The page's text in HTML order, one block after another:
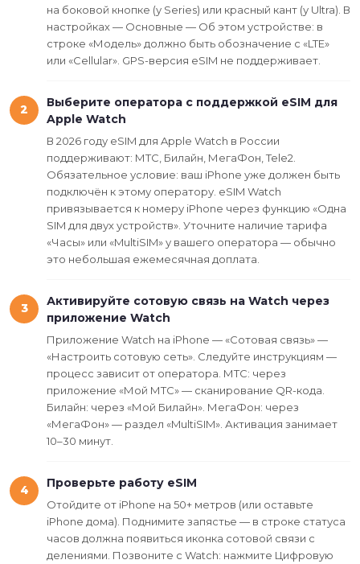
на боковой кнопке (у Series) или красный кант (у Ultra). В
настройках — Основные — Об этом устройстве: в
строке «Модель» должно быть обозначение с «LTE»
или «Cellular». GPS-версия eSIM не поддерживает.
2
Выберите оператора с поддержкой eSIM для
Apple Watch
В 2026 году eSIM для Apple Watch в России
поддерживают: МТС, Билайн, МегаФон, Tele2.
Обязательное условие: ваш iPhone уже должен быть
подключён к этому оператору. eSIM Watch
привязывается к номеру iPhone через функцию «Одна
SIM для двух устройств». Уточните наличие тарифа
«Часы» или «MultiSIM» у вашего оператора — обычно
это небольшая ежемесячная доплата.
3
Активируйте сотовую связь на Watch через
приложение Watch
Приложение Watch на iPhone — «Сотовая связь» —
«Настроить сотовую сеть». Следуйте инструкциям —
процесс зависит от оператора. МТС: через
приложение «Мой МТС» — сканирование QR-кода.
Билайн: через «Мой Билайн». МегаФон: через
«МегаФон» — раздел «MultiSIM». Активация занимает
10–30 минут.
4
Проверьте работу eSIM
Отойдите от iPhone на 50+ метров (или оставьте
iPhone дома). Поднимите запястье — в строке статуса
часов должна появиться иконка сотовой связи с
делениями. Позвоните с Watch: нажмите Цифровую